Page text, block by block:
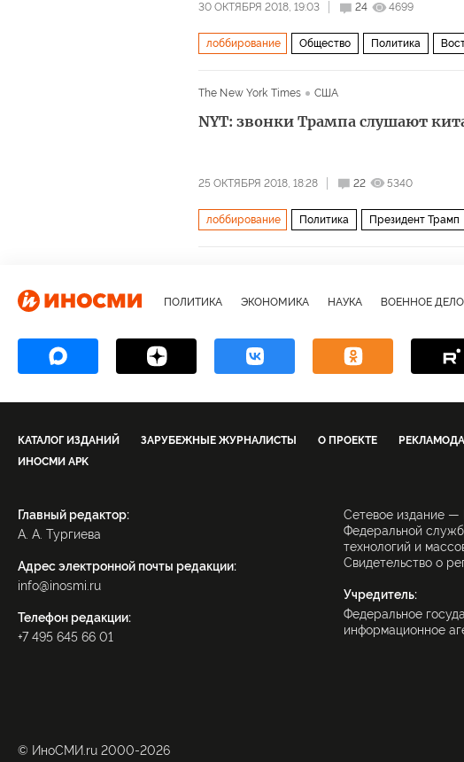
30 ОКТЯБРЯ 2018, 19:03 24 4699
лоббирование Общество Политика
The New York Times США
NYT: звонки Трампа слушают
25 ОКТЯБРЯ 2018, 18:28 22 5340
лоббирование Политика Президент Трамп
Демократическая партия Google Apple
ПОЛИТИКА ЭКОНОМИКА НАУКА ВОЕННОЕ ДЕЛО
КАТАЛОГ ИЗДАНИЙ ЗАРУБЕЖНЫЕ ЖУРНАЛИСТЫ О ПРОЕКТЕ
ИНОСМИ APK
Главный редактор:
А. А. Тургиева
Адрес электронной почты редакции:
info@inosmi.ru
Телефон редакции:
+7 495 645 66 01
Сетевое издание —
Федеральной
технологий и
Свидетельство о
Учредитель:
Федеральное
информационное
© ИноСМИ.ru 2000-2026